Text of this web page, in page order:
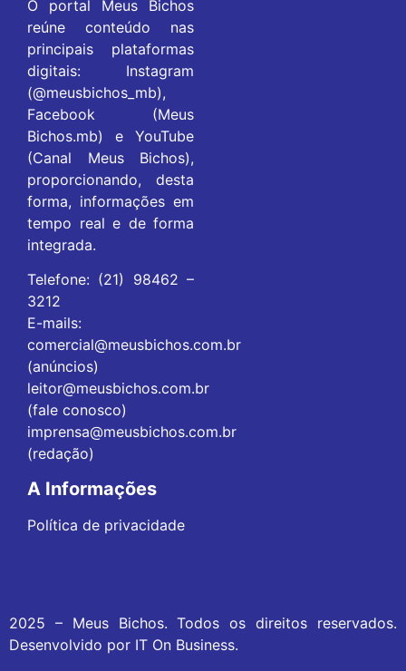
O portal Meus Bichos
reúne conteúdo nas
principais plataformas
digitais: Instagram
(@meusbichos_mb),
Facebook (Meus
Bichos.mb) e YouTube
(Canal Meus Bichos),
proporcionando, desta
forma, informações em
tempo real e de forma
integrada.
Telefone: (21) 98462 –
3212
E-mails:
comercial@meusbichos.com.br
(anúncios)
leitor@meusbichos.com.br
(fale conosco)
imprensa@meusbichos.com.br
(redação)
A Informações
Política de privacidade
2025 – Meus Bichos. Todos os direitos reservados.
Desenvolvido por IT On Business.